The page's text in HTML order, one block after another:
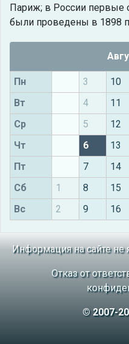
Париж; в России первые
были проведены в 1898
Пн 3 10
Вт
4 11
Ср
5 12
Чт
6 13
Пт
7 14
Сб
1 8 15
Вс
2 9 16
Информация на сайте не
Отказ от
© 2007-